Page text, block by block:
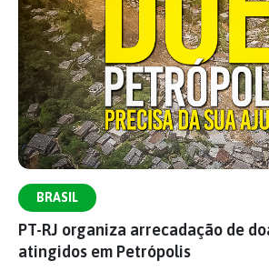
BRASIL
PT-RJ organiza arrecadação de
atingidos em Petrópolis